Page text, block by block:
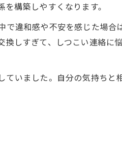
構築しやすくなります。
で違和感や不安を感じた場合
しすぎて、しつこい連絡に悩
いました。自分の気持ちと